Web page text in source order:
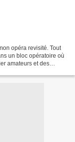
opéra revisité. Tout
un bloc opératoire où
amateurs et des